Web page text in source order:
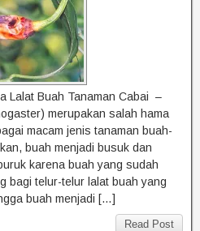
Lalat Buah Tanaman Cabai –
merupakan salah hama
macam jenis tanaman buah-
buah menjadi busuk dan
karena buah yang sudah
bagi telur-telur lalat buah yang
buah menjadi […]
Read Post